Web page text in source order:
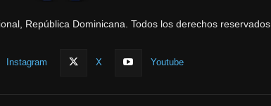
República Dominicana. Todos los derechos reservados.
Instagram X Youtube